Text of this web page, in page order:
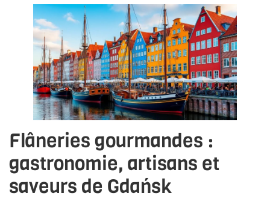
Flâneries gourmandes :
gastronomie, artisans et
saveurs de Gdańsk